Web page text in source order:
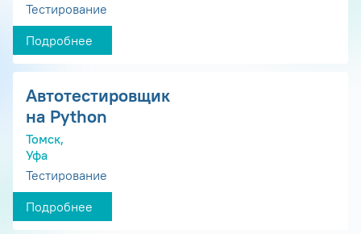
Тестирование
Подробнее
Автотестировщик
на Python
Томск,
Уфа
Тестирование
Подробнее